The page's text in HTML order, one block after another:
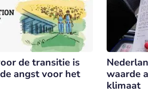
de transitie is
angst voor het
waarde
klimaat